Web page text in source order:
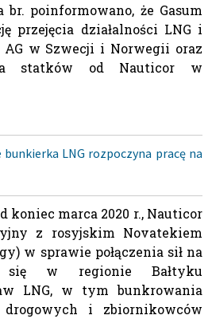
poinformowano, że Gasum
przejęcia działalności LNG i
AG w Szwecji i Norwegii oraz
statków od Nauticor w
bunkierka LNG rozpoczyna pracę na
koniec marca 2020 r., Nauticor
z rosyjskim Novatekiem
w sprawie połączenia sił na
się w regionie Bałtyku
LNG, w tym bunkrowania
i zbiornikowców